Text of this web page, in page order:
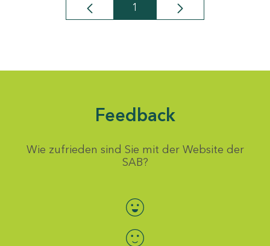
Seite
1
Feedback
Wie zufrieden sind Sie mit der Website der
SAB?
Bewertung auswählen